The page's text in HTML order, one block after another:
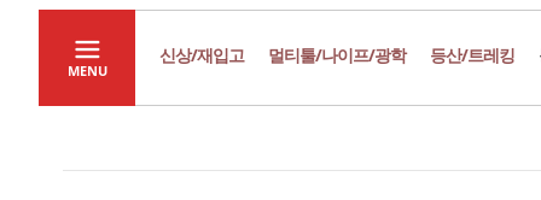
MENU
신상/재입고 멀티툴/나이프/광학 등산/트레킹